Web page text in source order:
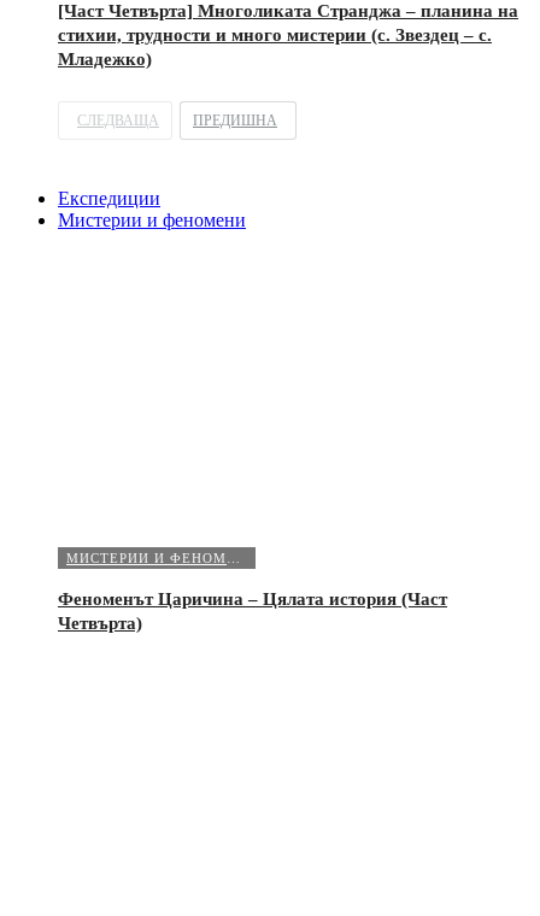
[Част Четвърта] Многоликата Странджа – планина на
стихии, трудности и много мистерии (с. Звездец – с.
Младежко)
СЛЕДВАЩА ПРЕДИШНА
Експедиции
Мистерии и феномени
Феноменът Царичина – Цялата история (Част
Четвърта)